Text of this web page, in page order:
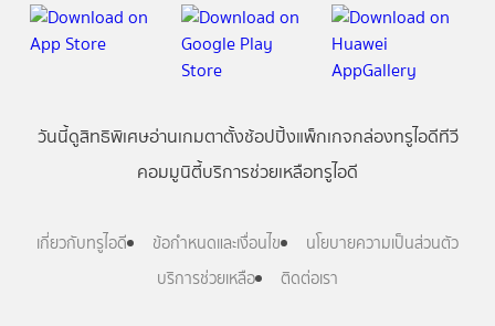
วันนี้ดูสิทธิพิเศษอ่านเกมตาตั้งช้อปปิ้งแพ็กเกจกล่องทรูไอดีทีวี
คอมมูนิตี้บริการช่วยเหลือทรูไอดี
เกี่ยวกับทรูไอดี ข้อกำหนดและเงื่อนไข
นโยบายความเป็นส่วนตัว
บริการช่วยเหลือ
ติดต่อเรา